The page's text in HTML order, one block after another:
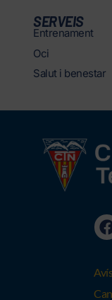
SERVEIS
Entrenament
Oci
Salut i benestar